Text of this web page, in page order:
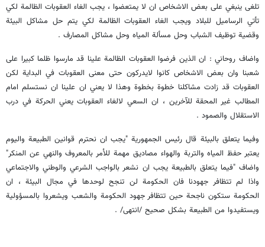
تلغى ينبغي على بعض الاشخاص ان لا يمتعضوا ، يجب الغاء العقوبات الظالمة لكي
تأتي الرساميل للبلاد ويجب الغاء العقوبات الظالمة لكي يتم حل مشاكل البيئة
وقضية توظيف الشباب وحل مسألة المياه وحل مشاكل المصارف .
واضاف روحاني : ان الذين فرضوا العقوبات الظالمة علينا قد مارسوا ظلما كبيرا على
شعبنا وان بعض الاشخاص كانوا لايدركون حتى معنى العقوبات في البداية لكن
العقوبات قد زادت مشاكلنا خطوة بخطوة وهذا لا يعني ان علينا ان نستسلم امام
المطالب غير المحقة للآخرين ، ان السعي لالغاء العقوبات يعني الحركة في درب
الاستقلال والصمود .
وفيما يتعلق بالبيئة قال رئيس الجمهورية "يجب ان نحترم قوانين الطبيعة واليوم
يعتبر حفظ المياه والتربة والهواء مصاديق مهمة للأمر بالمعروف والنهي عن المنكر"
واضاف "فيما يتعلق بالطبيعة يجب ان نشعر بالواجب الشرعي والوطني والاجتماعي
واذا لم تتظافر جهودنا فان الحكومة لن تنجح لوحدها في مجال البيئة ، ان
الحكومة ستكون ناجحة حين تتظافر جهود الحكومة والشعب ويشعروا بالمسؤولية
ويستفيدوا من الطبيعة بشكل صحيح /انتهى/ .